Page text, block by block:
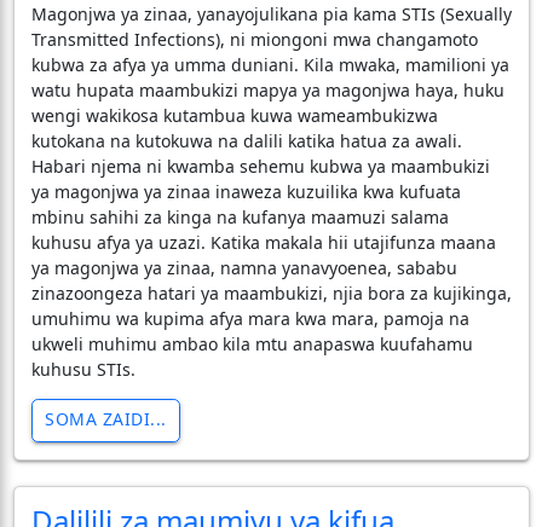
Magonjwa ya zinaa, yanayojulikana pia kama STIs (Sexually
Transmitted Infections), ni miongoni mwa changamoto
kubwa za afya ya umma duniani. Kila mwaka, mamilioni ya
watu hupata maambukizi mapya ya magonjwa haya, huku
wengi wakikosa kutambua kuwa wameambukizwa
kutokana na kutokuwa na dalili katika hatua za awali.
Habari njema ni kwamba sehemu kubwa ya maambukizi
ya magonjwa ya zinaa inaweza kuzuilika kwa kufuata
mbinu sahihi za kinga na kufanya maamuzi salama
kuhusu afya ya uzazi. Katika makala hii utajifunza maana
ya magonjwa ya zinaa, namna yanavyoenea, sababu
zinazoongeza hatari ya maambukizi, njia bora za kujikinga,
umuhimu wa kupima afya mara kwa mara, pamoja na
ukweli muhimu ambao kila mtu anapaswa kuufahamu
kuhusu STIs.
SOMA ZAIDI...